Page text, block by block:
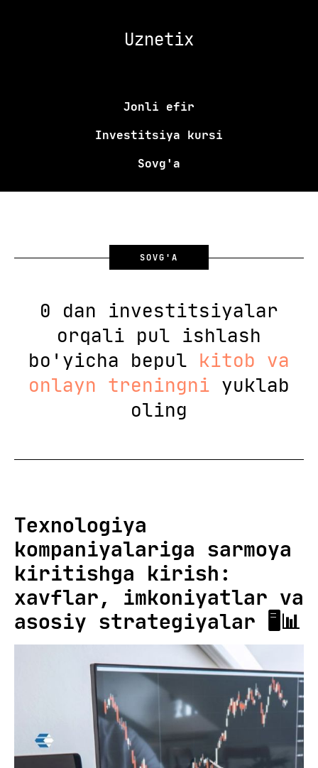
Uznetix
Jonli efir
Investitsiya kursi
Sovg'a
SOVG'A
0 dan investitsiyalar
orqali pul ishlash
bo'yicha bepul kitob va
onlayn treningni yuklab
oling
Texnologiya
kompaniyalariga sarmoya
kiritishga kirish:
xavflar, imkoniyatlar va
asosiy strategiyalar 🖥️📊